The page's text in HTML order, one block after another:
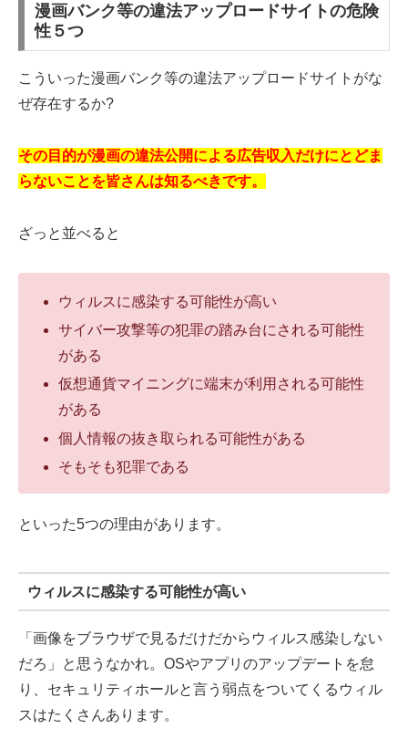
漫画バンク等の違法アップロードサイトの危険
性５つ
こういった漫画バンク等の違法アップロードサイトがな
ぜ存在するか?
その目的が漫画の違法公開による広告収入だけにとどま
らないことを皆さんは知るべきです。
ざっと並べると
ウィルスに感染する可能性が高い
サイバー攻撃等の犯罪の踏み台にされる可能性
がある
仮想通貨マイニングに端末が利用される可能性
がある
個人情報の抜き取られる可能性がある
そもそも犯罪である
といった5つの理由があります。
ウィルスに感染する可能性が高い
「画像をブラウザで見るだけだからウィルス感染しない
だろ」と思うなかれ。OSやアプリのアップデートを怠
り、セキュリティホールと言う弱点をついてくるウィル
スはたくさんあります。